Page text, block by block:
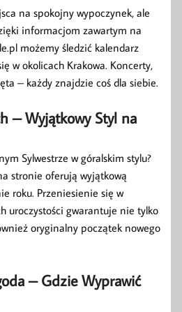
na spokojny wypoczynek, ale
informacjom zawartym na
możemy śledzić kalendarz
w okolicach Krakowa. Koncerty,
– każdy znajdzie coś dla siebie.
– Wyjątkowy Styl na
Sylwestrze w góralskim stylu?
stronie oferują wyjątkową
roku. Przeniesienie się w
uroczystości gwarantuje nie tylko
oryginalny początek nowego
– Gdzie Wyprawić